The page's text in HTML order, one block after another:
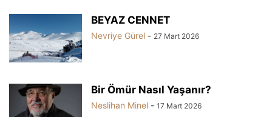
BEYAZ CENNET
Nevriye Gürel - 27 Mart 2026
Bir Ömür Nasıl Yaşanır?
Neslihan Minel - 17 Mart 2026